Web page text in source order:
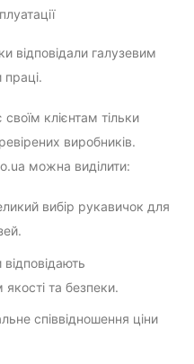
відповідали галузевим
клієнтам тільки
виробників.
можна виділити:
вибір рукавичок для
та безпеки.
співвідношення ціни